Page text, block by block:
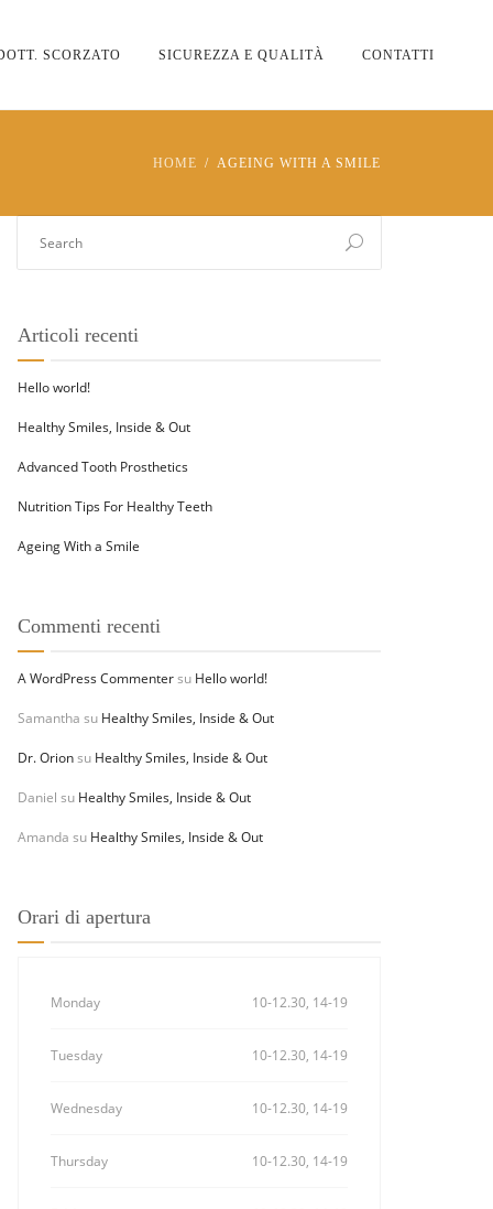
SCORZATO SICUREZZA E QUALITÀ CONTATTI
HOME AGEING WITH A SMILE
Articoli recenti
Hello world!
Healthy Smiles, Inside & Out
Advanced Tooth Prosthetics
Nutrition Tips For Healthy Teeth
Ageing With a Smile
Commenti recenti
A WordPress Commentersu Hello world!
Samantha su Healthy Smiles, Inside & Out
Dr. Orionsu Healthy Smiles, Inside & Out
Daniel su Healthy Smiles, Inside & Out
Amanda su Healthy Smiles, Inside & Out
Orari di apertura
Monday 10-12.30, 14-19
Tuesday 10-12.30, 14-19
Wednesday 10-12.30, 14-19
Thursday 10-12.30, 14-19